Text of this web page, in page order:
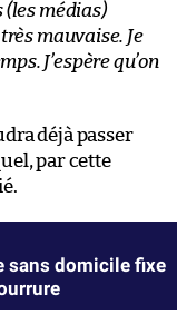
(les médias)
mauvaise. Je
J’espère qu’on
déjà passer
par cette
sans domicile fixe